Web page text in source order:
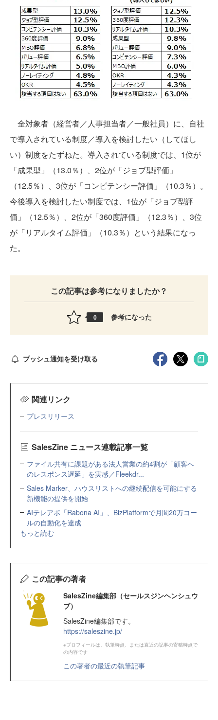
全対象者（経営者／人事担当者／一般社員）に、自社
で導入されている制度／導入を検討したい（してほし
い）制度をたずねた。導入されている制度では、1位が
「成果型」（13.0％）、2位が「ジョブ型評価」
（12.5％）、3位が「コンピテンシー評価」（10.3％）。
今後導入を検討したい制度では、1位が「ジョブ型評
価」（12.5％）、2位が「360度評価」（12.3％）、3位
が「リアルタイム評価」（10.3％）という結果になっ
た。
この記事は参考になりましたか？
0 参考になった
プッシュ通知を受け取る
関連リンク
プレスリリース
SalesZine ニュース連載記事一覧
ファイル共有に課題がある法人営業の約4割が「顧客へ
のレスポンス遅延」を実感／Fleekdr...
Sales Marker、ハウスリストへの継続配信を可能にする
新機能の提供を開始
AIテレアポ「Rabona AI」、BizPlatformで月間20万コー
ルの自動化を達成
もっと読む
この記事の著者
SalesZine編集部（セールスジンヘンシュウ
ブ）
SalesZine編集部です。
https://saleszine.jp/
※プロフィールは、執筆時点、または直近の記事の寄稿時点で
の内容です
この著者の最近の執筆記事